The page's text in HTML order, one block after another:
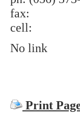
fax:
cell:
No link
Print